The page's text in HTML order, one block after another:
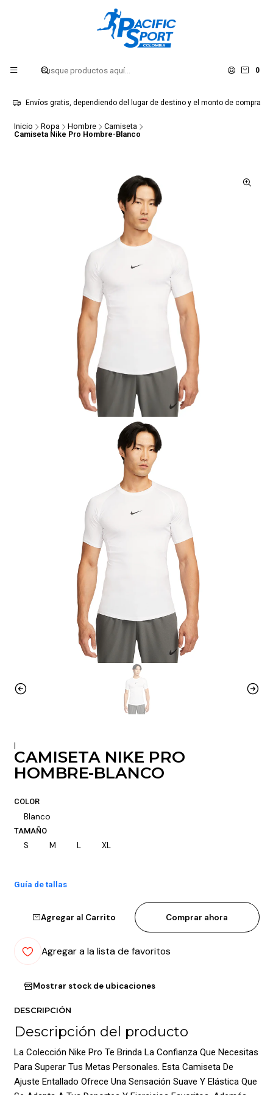
0
Envíos gratis, dependiendo del lugar de destino y el monto de compra
Inicio Ropa Hombre
Camiseta
Camiseta Nike Pro Hombre-Blanco
|
CAMISETA NIKE PRO
HOMBRE-BLANCO
COLOR
Blanco
TAMAÑO
S M L XL
Guía de tallas
Agregar al Carrito Comprar ahora
Agregar a la lista de favoritos
Mostrar stock de ubicaciones
DESCRIPCIÓN
Descripción del producto
La Colección Nike Pro Te Brinda La Confianza Que Necesitas
Para Superar Tus Metas Personales. Esta Camiseta De
Ajuste Entallado Ofrece Una Sensación Suave Y Elástica Que